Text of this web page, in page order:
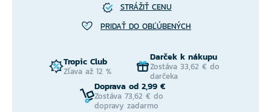
STRÁŽIŤ CENU
PRIDAŤ DO OBĽÚBENÝCH
Tropic Club
Zľava až 12 %
Darček k nákupu
Zostáva 33,62 € do
darčeka
Doprava od 2,99 €
Zostáva 73,62 € do
dopravy zadarmo